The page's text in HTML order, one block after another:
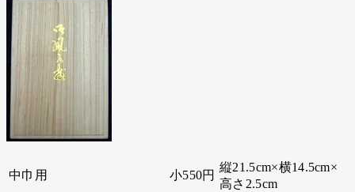
中巾用 小550円
縦21.5cm×横14.5cm×
高さ2.5cm